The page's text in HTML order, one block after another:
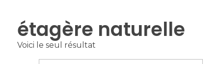
étagère naturelle
Voici le seul résultat